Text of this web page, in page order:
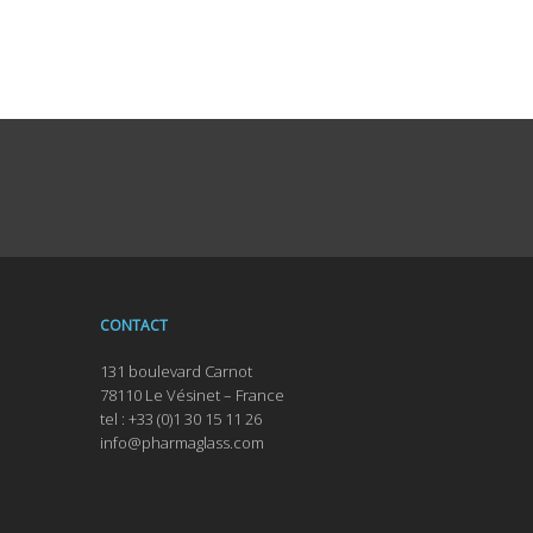
CONTACT
131 boulevard Carnot
78110 Le Vésinet – France
tel : +33 (0)1 30 15 11 26
info@pharmaglass.com